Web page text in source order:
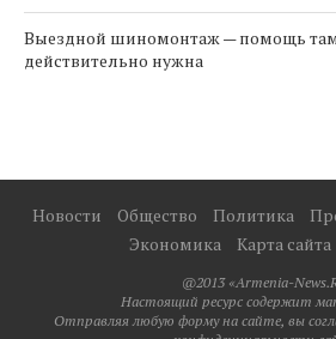
Выездной шиномонтаж — помощь
действительно нужна
Новости Общество Политика
Экономика
Карта сайта
@2013 «Armenia-
Настоящий ресурс содержит
Отправляя любую форму на сайте, вы